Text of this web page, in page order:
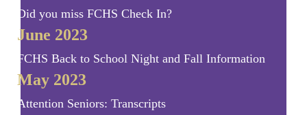
Did you miss FCHS Check In?
June 2023
FCHS Back to School Night and Fall Information
May 2023
Attention Seniors: Transcripts